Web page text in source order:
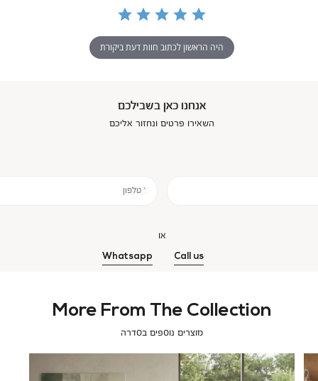
היה הראשון לכתוב חוות דעת ביקורת
אנחנו כאן בשבילכם
השאירו פרטים ונחזור אליכם
* טלפון
או
Call us
Whatsapp
More From The Collection
מוצרים נוספים בסדרה